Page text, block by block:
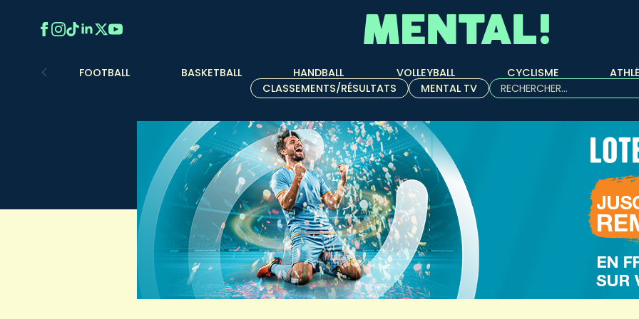
FOOTBALL BASKETBALL HANDBALL VOLLEYBALL CYCLISME
CLASSEMENTS/RÉSULTATS
MENTAL TV
Rechercher :